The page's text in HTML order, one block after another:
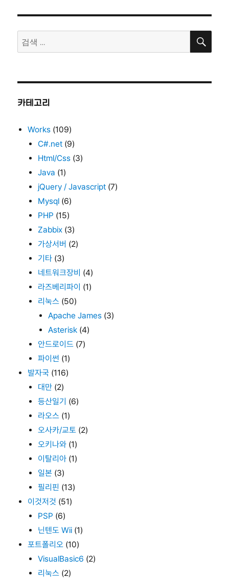
사
기
검
색:
검
카테고리
Works (109)
C#.net (9)
Html/Css (3)
Java (1)
jQuery / Javascript (7)
Mysql (6)
PHP (15)
Zabbix (3)
가상서버 (2)
기타 (3)
네트워크장비 (4)
라즈베리파이 (1)
리눅스 (50)
Apache James (3)
Asterisk (4)
안드로이드 (7)
파이썬 (1)
발자국 (116)
대만 (2)
등산일기 (6)
라오스 (1)
오사카/교토 (2)
오키나와 (1)
이탈리아 (1)
일본 (3)
필리핀 (13)
이것저것 (51)
PSP (6)
닌텐도 Wii (1)
포트폴리오 (10)
VisualBasic6 (2)
리눅스 (2)